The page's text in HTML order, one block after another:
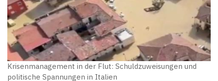
Krisenmanagement in der Flut: Schuldzuweisungen und
politische Spannungen in Italien